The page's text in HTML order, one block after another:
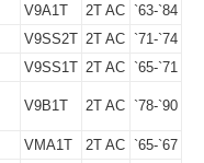
V9A1T 2T AC `63-`84
V9SS2T 2T AC `71-`74
V9SS1T 2T AC `65-`71
V9B1T 2T AC `78-`90
VMA1T 2T AC `65-`67